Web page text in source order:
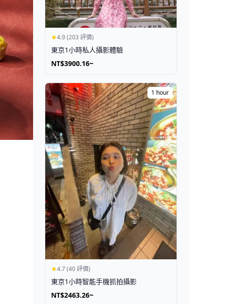
4.9 (203 評價)
東京1小時私人攝影體驗
NT$3900.16~
1 hour
4.7 (40 評價)
東京1小時智能手機抓拍攝影
NT$2463.26~